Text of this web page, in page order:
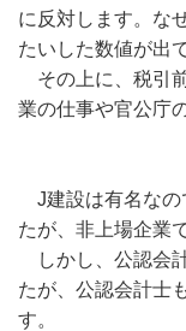
に反対します。な
たいした数値が出
その上に、税引
業の仕事や官公庁
J建設は有名なの
たが、非上場企業
しかし、公認会
たが、公認会計士
す。